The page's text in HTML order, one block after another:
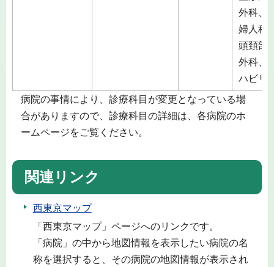
外科、
婦人科
頭頚部
外科、
ハビリ
病院の事情により、診療科目が変更となっている場
合がありますので、診療科目の詳細は、各病院のホ
ームページをご覧ください。
関連リンク
西東京マップ
「西東京マップ」ページへのリンクです。
「病院」の中から地図情報を表示したい病院の名
称を選択すると、その病院の地図情報が表示され